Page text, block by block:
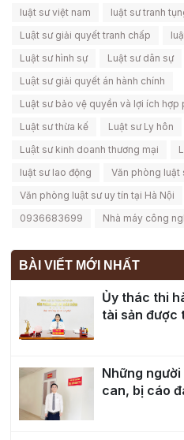
luật sư việt nam
luật sư tranh
Luật sư giải quyết tranh chấp
Luật sư hình sự
Luật sư dân sự
Luật sư giải quyết án hành chính
Luật sư bảo vệ quyền và lợi ích hợp
Luật sư thừa kế
Luật sư Ly hôn
Luật sư kinh doanh thương mại
luật sư lao động
Văn phòng luật
Văn phòng luật sư uy tín tại Hà Nội
0936683699
Nhà máy công
BÀI VIẾT MỚI NHẤT
Ủy thác thi
tài sản được
Những
can, bị cáo